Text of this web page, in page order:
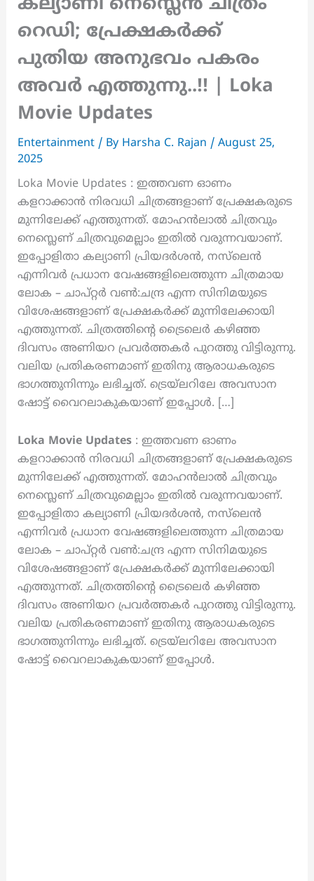
കല്യാണി നെസ്ലെൻ ചിത്രം
റെഡി; പ്രേക്ഷകർക്ക്
പുതിയ അനുഭവം പകരം
അവർ എത്തുന്നു..!! | Loka
Movie Updates
Entertainment/ By Harsha C. Rajan / August 25,
2025
Loka Movie Updates : ഇത്തവണ ഓണം
കളറാക്കാൻ നിരവധി ചിത്രങ്ങളാണ് പ്രേക്ഷകരുടെ
മുന്നിലേക്ക് എത്തുന്നത്. മോഹൻലാൽ ചിത്രവും
നെസ്ലെണ് ചിത്രവുമെല്ലാം ഇതിൽ വരുന്നവയാണ്.
ഇപ്പോളിതാ കല്യാണി പ്രിയദർശൻ, നസ്‌ലെൻ
എന്നിവർ പ്രധാന വേഷങ്ങളിലെത്തുന്ന ചിത്രമായ
ലോക – ചാപ്റ്റർ വൺ:ചന്ദ്ര എന്ന സിനിമയുടെ
വിശേഷങ്ങളാണ് പ്രേക്ഷകർക്ക് മുന്നിലേക്കായി
എത്തുന്നത്. ചിത്രത്തിന്റെ ട്രൈലെർ കഴിഞ്ഞ
ദിവസം അണിയറ പ്രവർത്തകർ പുറത്തു വിട്ടിരുന്നു.
വലിയ പ്രതികരണമാണ് ഇതിനു ആരാധകരുടെ
ഭാഗത്തുനിന്നും ലഭിച്ചത്. ട്രെയ്‌ലറിലേ അവസാന
ഷോട്ട് വൈറലാകുകയാണ് ഇപ്പോൾ. […]
Loka Movie Updates: ഇത്തവണ ഓണം
കളറാക്കാൻ നിരവധി ചിത്രങ്ങളാണ് പ്രേക്ഷകരുടെ
മുന്നിലേക്ക് എത്തുന്നത്. മോഹൻലാൽ ചിത്രവും
നെസ്ലെണ് ചിത്രവുമെല്ലാം ഇതിൽ വരുന്നവയാണ്.
ഇപ്പോളിതാ കല്യാണി പ്രിയദർശൻ, നസ്‌ലെൻ
എന്നിവർ പ്രധാന വേഷങ്ങളിലെത്തുന്ന ചിത്രമായ
ലോക – ചാപ്റ്റർ വൺ:ചന്ദ്ര എന്ന സിനിമയുടെ
വിശേഷങ്ങളാണ് പ്രേക്ഷകർക്ക് മുന്നിലേക്കായി
എത്തുന്നത്. ചിത്രത്തിന്റെ ട്രൈലെർ കഴിഞ്ഞ
ദിവസം അണിയറ പ്രവർത്തകർ പുറത്തു വിട്ടിരുന്നു.
വലിയ പ്രതികരണമാണ് ഇതിനു ആരാധകരുടെ
ഭാഗത്തുനിന്നും ലഭിച്ചത്. ട്രെയ്‌ലറിലേ അവസാന
ഷോട്ട് വൈറലാകുകയാണ് ഇപ്പോൾ.